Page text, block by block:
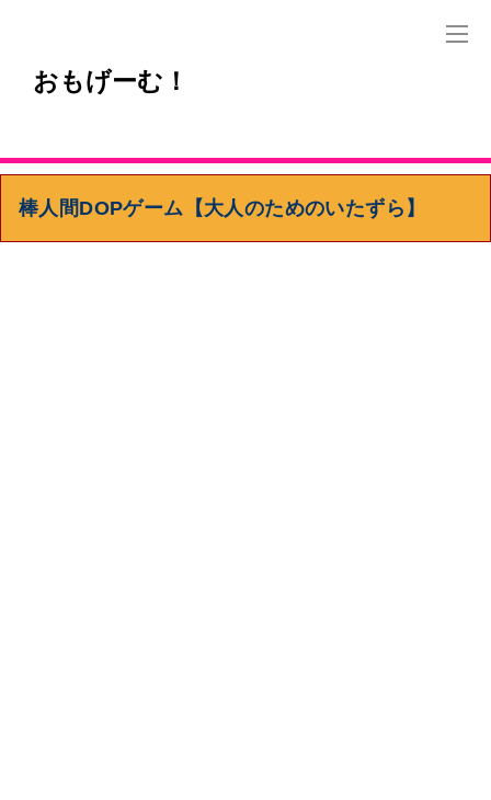
おもげーむ！
棒人間DOPゲーム【大人のためのいたずら】